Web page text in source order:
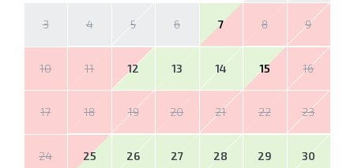
3 4 5 6 7 8 9
10 11 12 13 14 15 16
17 18 19 20 21 22 23
24 25 26 27 28 29 30